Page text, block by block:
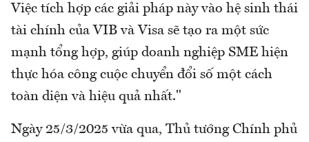
Việc tích hợp các giải pháp này vào hệ sinh thái
tài chính của VIB và Visa sẽ tạo ra một sức
mạnh tổng hợp, giúp doanh nghiệp SME hiện
thực hóa công cuộc chuyển đổi số một cách
toàn diện và hiệu quả nhất."
Ngày 25/3/2025 vừa qua, Thủ tướng Chính phủ